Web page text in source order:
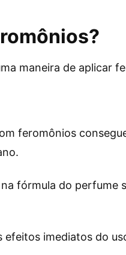
maneira de aplicar
feromônios
fórmula do perfume
efeitos imediatos do